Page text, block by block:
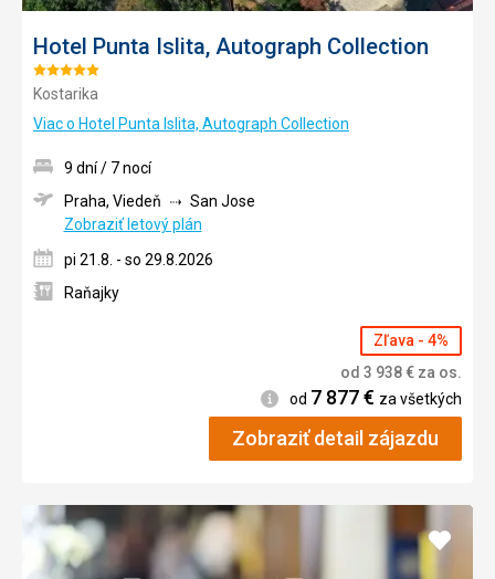
Hotel Punta Islita, Autograph Collection
Hodnotenie:
5/5
Kostarika
Viac o Hotel Punta Islita, Autograph Collection
9 dní / 7 nocí
Praha, Viedeň
San Jose
Zobraziť letový plán
pi 21.8. - so 29.8.2026
Raňajky
Zľava - 4%
od 3 938€ za os.
Informácie
od 7 877€ za všetkých
Zobraziť detail zájazdu
Pridať